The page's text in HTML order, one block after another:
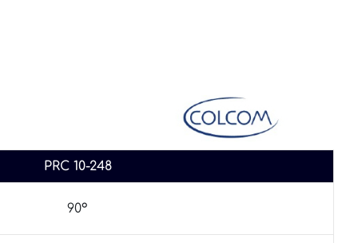
PRC 10-248
90°